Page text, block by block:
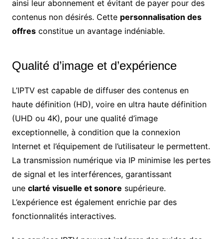
ainsi leur abonnement et évitant de payer pour des
contenus non désirés. Cette personnalisation des
offresconstitue un avantage indéniable.
Qualité d’image et d’expérience
L’IPTV est capable de diffuser des contenus en
haute définition (HD), voire en ultra haute définition
(UHD ou 4K), pour une qualité d’image
exceptionnelle, à condition que la connexion
Internet et l’équipement de l’utilisateur le permettent.
La transmission numérique via IP minimise les pertes
de signal et les interférences, garantissant
une clarté visuelle et sonore supérieure.
L’expérience est également enrichie par des
fonctionnalités interactives.